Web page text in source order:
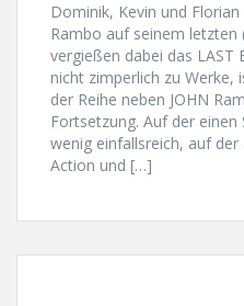
Dominik, Kevin und
Rambo auf seinem letzten
vergießen dabei das LAST
nicht zimperlich zu Werke,
der Reihe neben JOHN
Fortsetzung. Auf der
wenig einfallsreich, auf
Action und […]